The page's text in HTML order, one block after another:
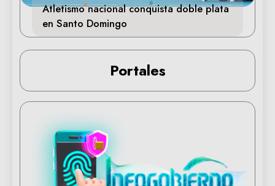
Atletismo nacional conquista doble plata
en Santo Domingo
Portales